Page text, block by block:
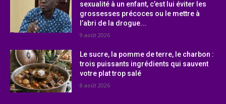
sexualité à un enfant, c’est lui éviter les
grossesses précoces ou le mettre à
l’abri de la drogue...
9 août 2026
Le sucre, la pomme de terre, le charbon :
trois puissants ingrédients qui sauvent
votre plat trop salé
8 août 2026